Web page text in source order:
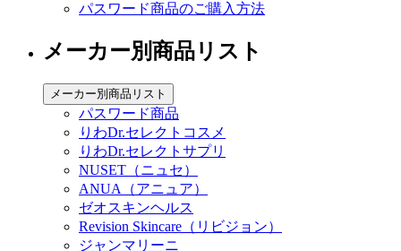
パスワード商品のご購入方法
メーカー別商品リスト
メーカー別商品リスト
パスワード商品
りわDr.セレクトコスメ
りわDr.セレクトサプリ
NUSET（ニュセ）
ANUA（アニュア）
ゼオスキンヘルス
Revision Skincare（リビジョン）
ジャンマリーニ